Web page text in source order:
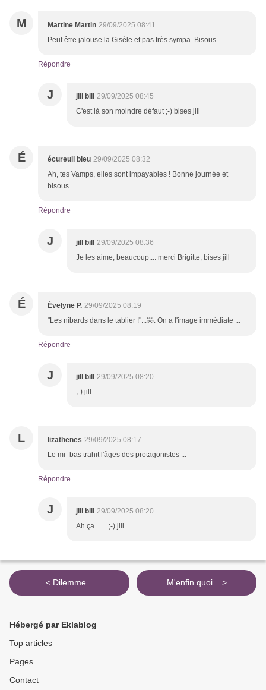
M Martine Martin 29/09/2025 08:41
Peut être jalouse la Gisèle et pas très sympa. Bisous
Répondre
J jill bill
29/09/2025 08:45
C'est là son moindre défaut ;-) bises jill
É écureuil bleu 29/09/2025 08:32
Ah, tes Vamps, elles sont impayables ! Bonne journée et
bisous
Répondre
J jill bill
29/09/2025 08:36
Je les aime, beaucoup.... merci Brigitte, bises jill
É Évelyne P. 29/09/2025 08:19
"Les nibards dans le tablier !"...🤣. On a l'image immédiate ...
Répondre
J jill bill
29/09/2025 08:20
;-) jill
L lizathenes 29/09/2025 08:17
Le mi- bas trahit l'âges des protagonistes ...
Répondre
J jill bill
29/09/2025 08:20
Ah ça....... ;-) jill
< Dilemme... M'enfin quoi... >
Hébergé par Eklablog
Top articles
Pages
Contact